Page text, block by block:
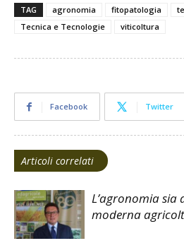
TAG agronomia fitopatologia
Tecnica e Tecnologie
viticoltura
Facebook Twitter
Articoli correlati
L’agronomia sia
moderna